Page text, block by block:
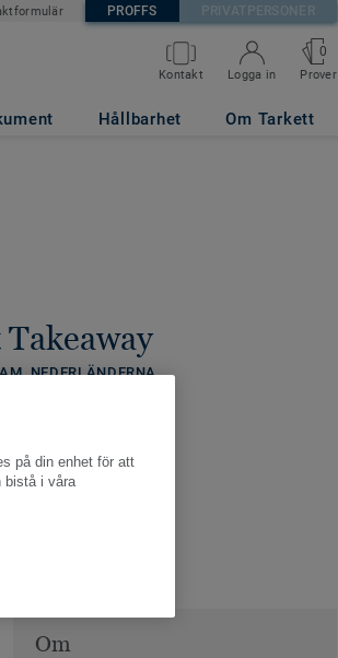
PROFFS PRIVATPERSONER
Kontakt Logga in
0
Prover
Hållbarhet Om Tarkett
NEDERLÄNDERNA
Om
på din enhet för att
bistå i våra